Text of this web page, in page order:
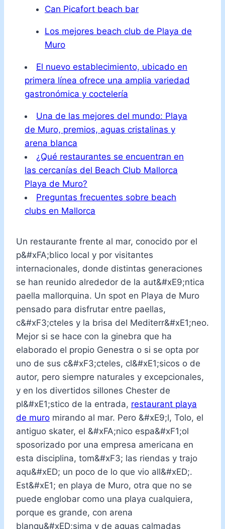
Can Picafort beach bar
Los mejores beach club de Playa de
Muro
El nuevo establecimiento, ubicado en
primera línea ofrece una amplia variedad
gastronómica y coctelería
Una de las mejores del mundo: Playa
de Muro, premios, aguas cristalinas y
arena blanca
¿Qué restaurantes se encuentran en
las cercanías del Beach Club Mallorca
Playa de Muro?
Preguntas frecuentes sobre beach
clubs en Mallorca
Un restaurante frente al mar, conocido por el
p&#xFA;blico local y por visitantes
internacionales, donde distintas generaciones
se han reunido alrededor de la aut&#xE9;ntica
paella mallorquina. Un spot en Playa de Muro
pensado para disfrutar entre paellas,
c&#xF3;cteles y la brisa del Mediterr&#xE1;neo.
Mejor si se hace con la ginebra que ha
elaborado el propio Genestra o si se opta por
uno de sus c&#xF3;cteles, cl&#xE1;sicos o de
autor, pero siempre naturales y excepcionales,
y en los divertidos sillones Chester de
pl&#xE1;stico de la entrada, restaurant playa
de muro mirando al mar. Pero &#xE9;l, Tolo, el
antiguo skater, el &#xFA;nico espa&#xF1;ol
sposorizado por una empresa americana en
esta disciplina, tom&#xF3; las riendas y trajo
aqu&#xED; un poco de lo que vio all&#xED;.
Est&#xE1; en playa de Muro, otra que no se
puede englobar como una playa cualquiera,
porque es grande, con arena
blanqu&#xED;sima y de aguas calmadas